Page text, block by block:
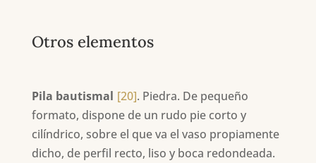
Otros elementos
Pila bautismal [20]. Piedra. De pequeño
formato, dispone de un rudo pie corto y
cilíndrico, sobre el que va el vaso propiamente
dicho, de perfil recto, liso y boca redondeada.